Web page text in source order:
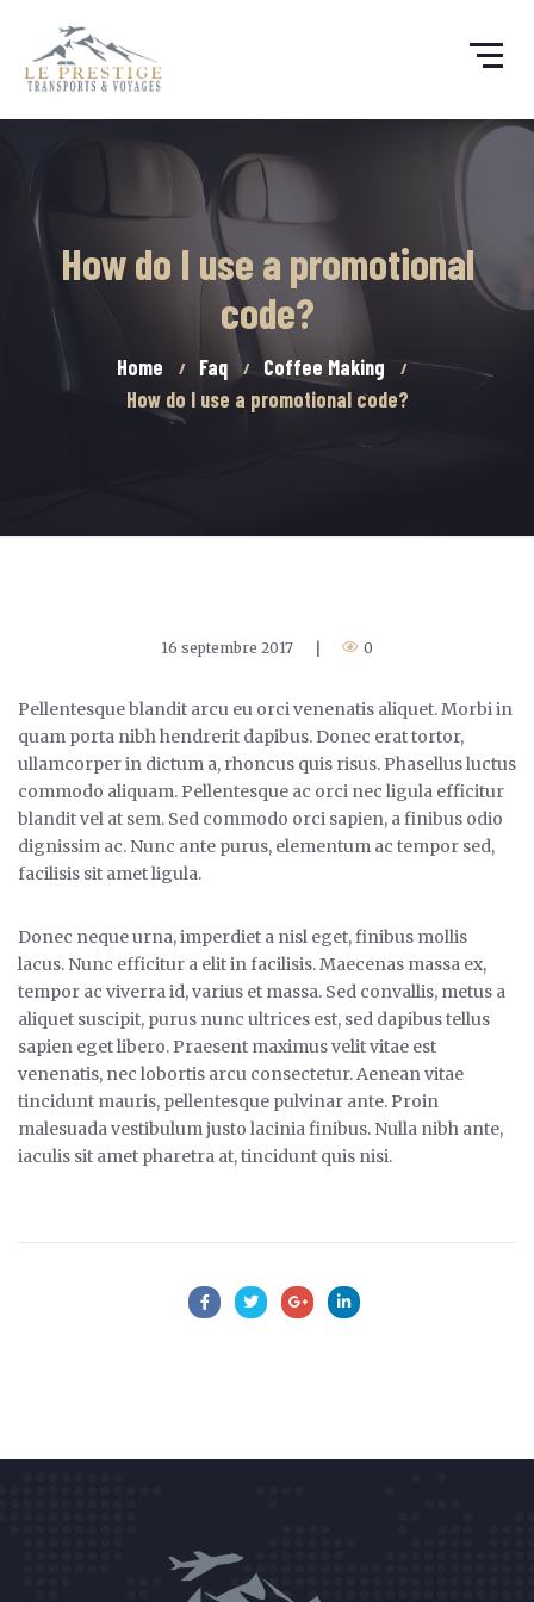
How do I use a promotional
code?
Home Faq
Coffee Making
How do I use a promotional code?
16 septembre 2017 0
Pellentesque blandit arcu eu orci venenatis aliquet. Morbi in
quam porta nibh hendrerit dapibus. Donec erat tortor,
ullamcorper in dictum a, rhoncus quis risus. Phasellus luctus
commodo aliquam. Pellentesque ac orci nec ligula efficitur
blandit vel at sem. Sed commodo orci sapien, a finibus odio
dignissim ac. Nunc ante purus, elementum ac tempor sed,
facilisis sit amet ligula.
Donec neque urna, imperdiet a nisl eget, finibus mollis
lacus. Nunc efficitur a elit in facilisis. Maecenas massa ex,
tempor ac viverra id, varius et massa. Sed convallis, metus a
aliquet suscipit, purus nunc ultrices est, sed dapibus tellus
sapien eget libero. Praesent maximus velit vitae est
venenatis, nec lobortis arcu consectetur. Aenean vitae
tincidunt mauris, pellentesque pulvinar ante. Proin
malesuada vestibulum justo lacinia finibus. Nulla nibh ante,
iaculis sit amet pharetra at, tincidunt quis nisi.